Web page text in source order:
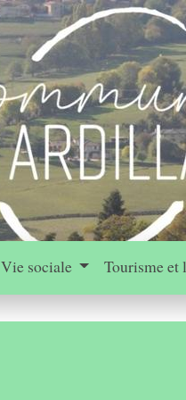
Vie sociale Tourisme et